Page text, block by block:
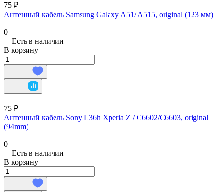
75 ₽
Антенный кабель Samsung Galaxy A51/ A515, original (123 мм)
0
Есть в наличии
В корзину
75 ₽
Антенный кабель Sony L36h Xperia Z / C6602/C6603, original
(94mm)
0
Есть в наличии
В корзину